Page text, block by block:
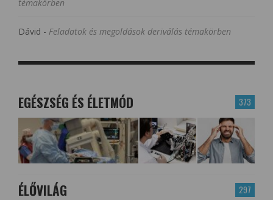
témakörben
Dávid - Feladatok és megoldások deriválás témakörben
373
EGÉSZSÉG ÉS ÉLETMÓD
297
ÉLŐVILÁG